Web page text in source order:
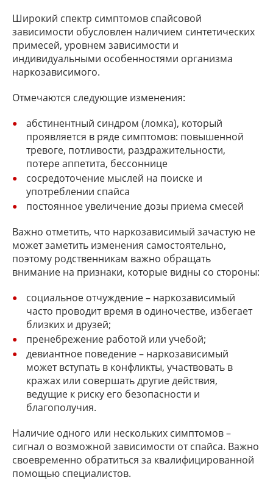
Широкий спектр симптомов спайсовой
зависимости обусловлен наличием синтетических
примесей, уровнем зависимости и
индивидуальными особенностями организма
наркозависимого.
Отмечаются следующие изменения:
абстинентный синдром (ломка), который
проявляется в ряде симптомов: повышенной
тревоге, потливости, раздражительности,
потере аппетита, бессоннице
сосредоточение мыслей на поиске и
употреблении спайса
постоянное увеличение дозы приема смесей
Важно отметить, что наркозависимый зачастую не
может заметить изменения самостоятельно,
поэтому родственникам важно обращать
внимание на признаки, которые видны со стороны:
социальное отчуждение – наркозависимый
часто проводит время в одиночестве, избегает
близких и друзей;
пренебрежение работой или учебой;
девиантное поведение – наркозависимый
может вступать в конфликты, участвовать в
кражах или совершать другие действия,
ведущие к риску его безопасности и
благополучия.
Наличие одного или нескольких симптомов –
сигнал о возможной зависимости от спайса. Важно
своевременно обратиться за квалифицированной
помощью специалистов.